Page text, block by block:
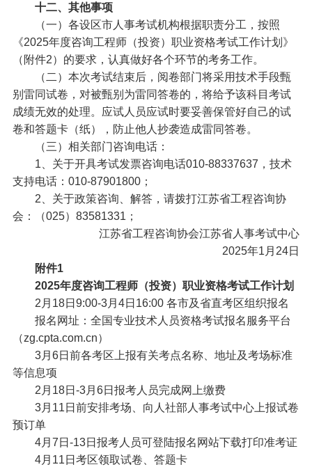
十二、其他事项
（一）各设区市人事考试机构根据职责分工，按照
《2025年度咨询工程师（投资）职业资格考试工作计划》
（附件2）的要求，认真做好各个环节的考务工作。
（二）本次考试结束后，阅卷部门将采用技术手段甄
别雷同试卷，对被甄别为雷同答卷的，将给予该科目考试
成绩无效的处理。应试人员应试时要妥善保管好自己的试
卷和答题卡（纸），防止他人抄袭造成雷同答卷。
（三）相关部门咨询电话：
1、关于开具考试发票咨询电话010-88337637，技术
支持电话：010-87901800；
2、关于政策咨询、解答，请拨打江苏省工程咨询协
会：（025）83581331；
江苏省工程咨询协会江苏省人事考试中心
2025年1月24日
附件1
2025年度咨询工程师（投资）职业资格考试工作计划
2月18日9:00-3月4日16:00 各市及省直考区组织报名
报名网址：全国专业技术人员资格考试报名服务平台
（zg.cpta.com.cn）
3月6日前各考区上报有关考点名称、地址及考场标准
等信息项
2月18日-3月6日报考人员完成网上缴费
3月11日前安排考场、向人社部人事考试中心上报试卷
预订单
4月7日-13日报考人员可登陆报名网站下载打印准考证
4月11日考区领取试卷、答题卡